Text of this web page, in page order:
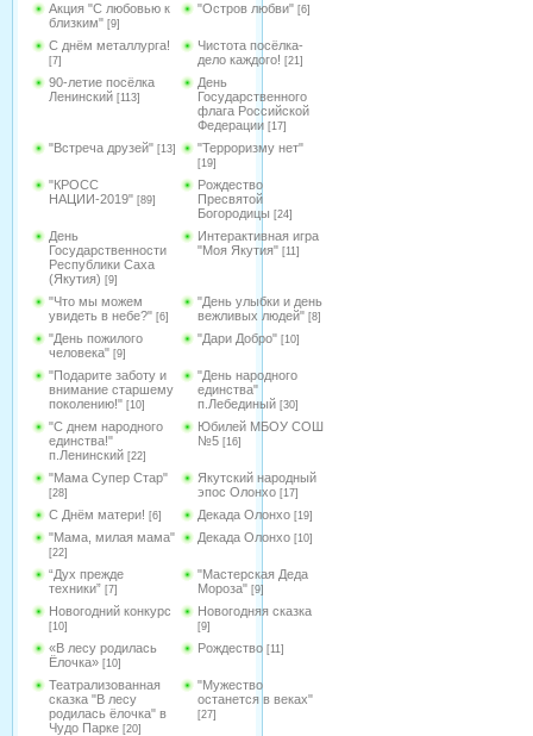
Акция "С любовью к
близким" [9]
"Остров любви" [6]
С днём металлурга!
[7]
Чистота посёлка-
дело каждого! [21]
90-летие посёлка
Ленинский [113]
День
Государственного
флага Российской
Федерации [17]
"Встреча друзей" [13] "Терроризму нет"
[19]
"КРОСС
НАЦИИ-2019" [89]
Рождество
Пресвятой
Богородицы [24]
День
Государственности
Республики Саха
(Якутия) [9]
Интерактивная игра
"Моя Якутия" [11]
"Что мы можем
увидеть в небе?" [6]
"День улыбки и день
вежливых людей" [8]
"День пожилого
человека" [9]
"Дари Добро" [10]
"Подарите заботу и
внимание старшему
поколению!" [10]
"День народного
единства"
п.Лебединый [30]
"С днем народного
единства!"
п.Ленинский [22]
Юбилей МБОУ СОШ
№5 [16]
"Мама Супер Стар"
[28]
Якутский народный
эпос Олонхо [17]
С Днём матери! [6] Декада Олонхо [19]
"Мама, милая мама"
[22]
Декада Олонхо [10]
“Дух прежде
техники” [7]
"Мастерская Деда
Мороза" [9]
Новогодний конкурс
[10]
Новогодняя сказка
[9]
«В лесу родилась
Ёлочка» [10]
Рождество [11]
Театрализованная
сказка "В лесу
родилась ёлочка" в
Чудо Парке [20]
"Мужество
останется в веках"
[27]